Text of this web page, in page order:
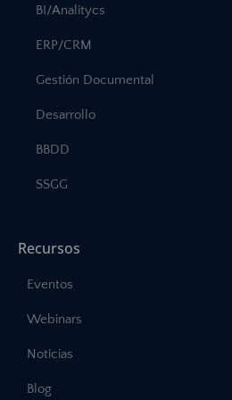
BI/Analitycs
ERP/CRM
Gestión Documental
Desarrollo
BBDD
SSGG
Recursos
Eventos
Webinars
Noticias
Blog